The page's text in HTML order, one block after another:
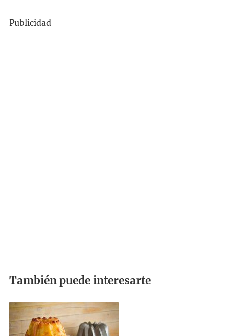
Publicidad
También puede interesarte